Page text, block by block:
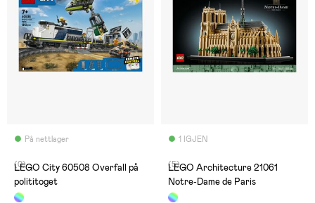
På nettlager
(0)
LEGO City 60508 Overfall på
polititoget
1 IGJEN
(5)
LEGO Architecture 21061
Notre-Dame de Paris